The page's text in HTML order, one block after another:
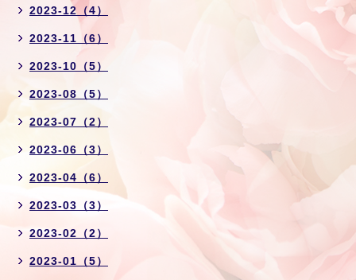
2023-12（4）
2023-11（6）
2023-10（5）
2023-08（5）
2023-07（2）
2023-06（3）
2023-04（6）
2023-03（3）
2023-02（2）
2023-01（5）